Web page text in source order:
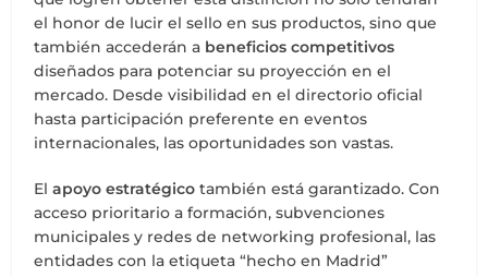
el honor de lucir el sello en sus productos, sino que
también accederán a beneficios competitivos
diseñados para potenciar su proyección en el
mercado. Desde visibilidad en el directorio oficial
hasta participación preferente en eventos
internacionales, las oportunidades son vastas.
Elapoyo estratégico también está garantizado. Con
acceso prioritario a formación, subvenciones
municipales y redes de networking profesional, las
entidades con la etiqueta “hecho en Madrid”